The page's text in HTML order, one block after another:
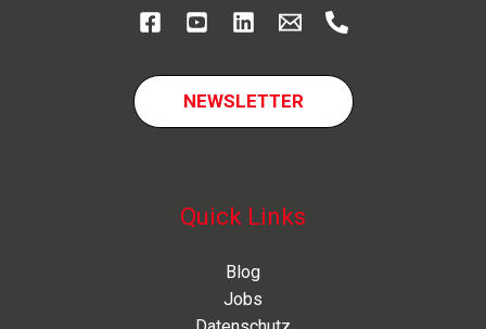
NEWSLETTER
Quick Links
Blog
Jobs